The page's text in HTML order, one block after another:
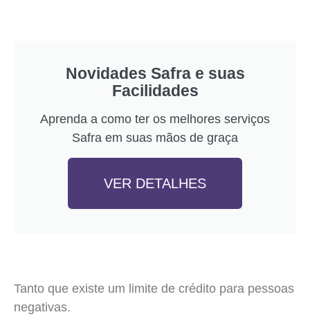
Novidades Safra e suas
Facilidades
Aprenda a como ter os melhores serviços
Safra em suas mãos de graça
VER DETALHES
Tanto que existe um limite de crédito para pessoas
negativas.